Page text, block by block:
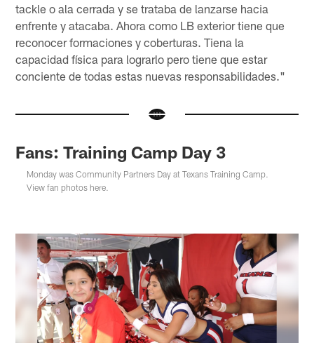
tackle o ala cerrada y se trataba de lanzarse hacia
enfrente y atacaba. Ahora como LB exterior tiene que
reconocer formaciones y coberturas. Tiena la
capacidad física para lograrlo pero tiene que estar
conciente de todas estas nuevas responsabilidades."
Fans: Training Camp Day 3
Monday was Community Partners Day at Texans Training Camp.
View fan photos here.